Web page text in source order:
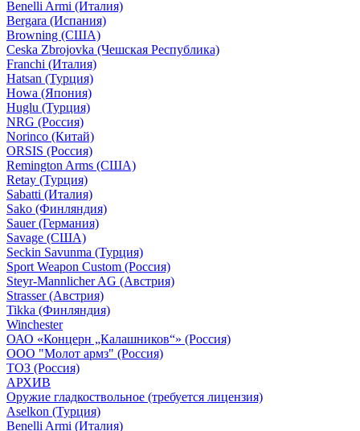
Benelli Armi (Италия)
Bergara (Испания)
Browning (США)
Ceska Zbrojovka (Чешская Республика)
Franchi (Италия)
Hatsan (Турция)
Howa (Япония)
Huglu (Турция)
NRG (Россия)
Norinco (Китай)
ORSIS (Россия)
Remington Arms (США)
Retay (Турция)
Sabatti (Италия)
Sako (Финляндия)
Sauer (Германия)
Savage (США)
Seckin Savunma (Турция)
Sport Weapon Custom (Россия)
Steyr-Mannlicher AG (Австрия)
Strasser (Австрия)
Tikka (Финляндия)
Winchester
ОАО «Концерн „Калашников“» (Россия)
ООО "Молот армз" (Россия)
ТОЗ (Россия)
АРХИВ
Оружие гладкоствольное (требуется лицензия)
Aselkon (Турция)
Benelli Armi (Италия)